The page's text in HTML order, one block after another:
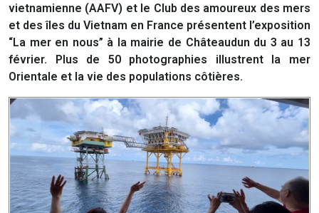
vietnamienne (AAFV) et le Club des amoureux des mers
et des îles du Vietnam en France présentent l’exposition
“La mer en nous” à la mairie de Châteaudun du 3 au 13
février. Plus de 50 photographies illustrent la mer
Orientale et la vie des populations côtières.